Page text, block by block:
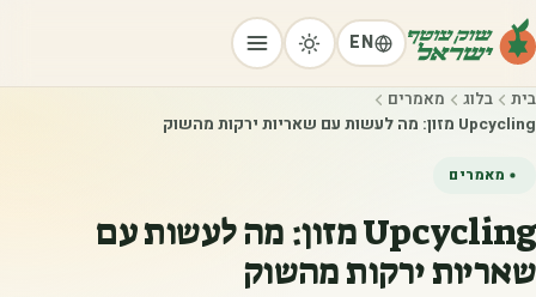
EN
בית בלוג
מאמרים
Upcycling מזון: מה לעשות עם שאריות ירקות מהשוק
מאמרים
Upcycling מזון: מה לעשות עם
שאריות ירקות מהשוק